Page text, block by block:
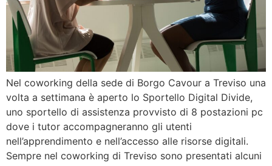
Nel coworking della sede di Borgo Cavour a Treviso una
volta a settimana è aperto lo Sportello Digital Divide,
uno sportello di assistenza provvisto di 8 postazioni pc
dove i tutor accompagneranno gli utenti
nell’apprendimento e nell’accesso alle risorse digitali.
Sempre nel coworking di Treviso sono presentati alcuni